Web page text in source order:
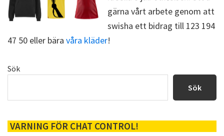
gärna vårt arbete genom att
swisha ett bidrag till 123 194
47 50 eller bära våra kläder!
Primärt
Sök
Sök
VARNING FÖR CHAT CONTROL!